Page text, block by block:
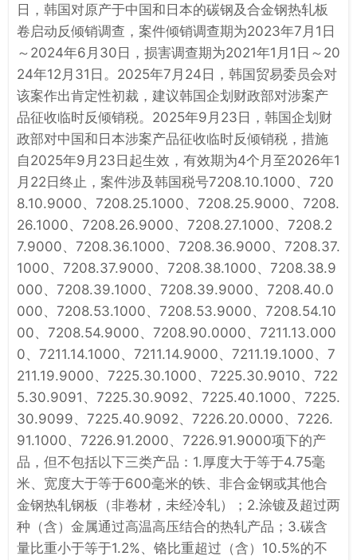
日，韩国对原产于中国和日本的碳钢及合金钢热轧板
卷启动反倾销调查，案件倾销调查期为2023年7月1日
～2024年6月30日，损害调查期为2021年1月1日～20
24年12月31日。2025年7月24日，韩国贸易委员会对
该案作出肯定性初裁，建议韩国企划财政部对涉案产
品征收临时反倾销税。2025年9月23日，韩国企划财
政部对中国和日本涉案产品征收临时反倾销税，措施
自2025年9月23日起生效，有效期为4个月至2026年1
月22日终止，案件涉及韩国税号7208.10.1000、720
8.10.9000、7208.25.1000、7208.25.9000、7208.
26.1000、7208.26.9000、7208.27.1000、7208.2
7.9000、7208.36.1000、7208.36.9000、7208.37.
1000、7208.37.9000、7208.38.1000、7208.38.9
000、7208.39.1000、7208.39.9000、7208.40.0
000、7208.53.1000、7208.53.9000、7208.54.10
00、7208.54.9000、7208.90.0000、7211.13.000
0、7211.14.1000、7211.14.9000、7211.19.1000、7
211.19.9000、7225.30.1000、7225.30.9010、722
5.30.9091、7225.30.9092、7225.40.1000、7225.
30.9099、7225.40.9092、7226.20.0000、7226.
91.1000、7226.91.2000、7226.91.9000项下的产
品，但不包括以下三类产品：1.厚度大于等于4.75毫
米、宽度大于等于600毫米的铁、非合金钢或其他合
金钢热轧钢板（非卷材，未经冷轧）；2.涂镀及超过两
种（含）金属通过高温高压结合的热轧产品；3.碳含
量比重小于等于1.2%、铬比重超过（含）10.5%的不